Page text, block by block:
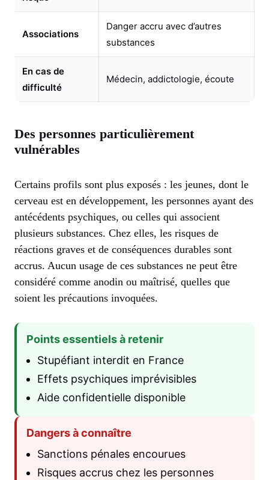
Associations
Danger accru avec d’autres
substances
En cas de
difficulté
Médecin, addictologie, écoute
Des personnes particulièrement
vulnérables
Certains profils sont plus exposés : les jeunes, dont le
cerveau est en développement, les personnes ayant des
antécédents psychiques, ou celles qui associent
plusieurs substances. Chez elles, les risques de
réactions graves et de conséquences durables sont
accrus. Aucun usage de ces substances ne peut être
considéré comme anodin ou maîtrisé, quelles que
soient les précautions invoquées.
Points essentiels à retenir
Stupéfiant interdit en France
Effets psychiques imprévisibles
Aide confidentielle disponible
Dangers à connaître
Sanctions pénales encourues
Risques accrus chez les personnes